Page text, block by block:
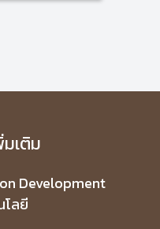
ในสังกัดของศูนย์ศรี
เชียงใหม่ รวมจำนวน
ตึก C ชั้น 2 ห้อง C
คโนโลยี มหาวิทยาลัย
เติม
Development
โลยี